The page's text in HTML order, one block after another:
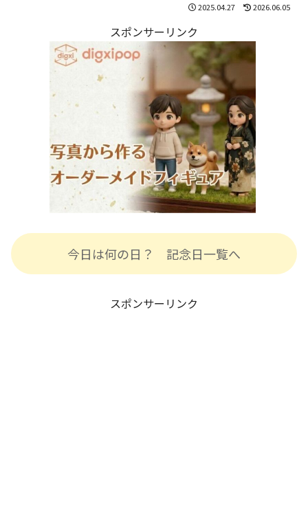
2025.04.27 2026.06.05
スポンサーリンク
今日は何の日？ 記念日一覧へ
スポンサーリンク